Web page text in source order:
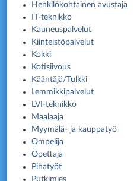
Henkilökohtainen avustaja
IT-teknikko
Kauneuspalvelut
Kiinteistöpalvelut
Kokki
Kotisiivous
Kääntäjä/Tulkki
Lemmikkipalvelut
LVI-teknikko
Maalaaja
Myymälä- ja kauppatyö
Ompelija
Opettaja
Pihatyöt
Putkimies